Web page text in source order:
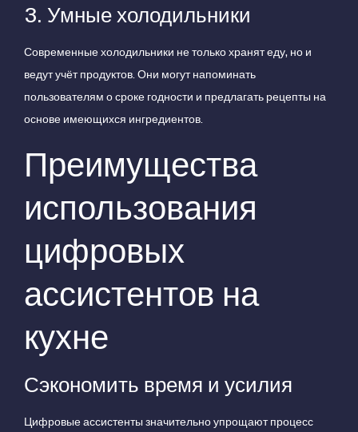
3. Умные холодильники
Современные холодильники не только хранят еду, но и
ведут учёт продуктов. Они могут напоминать
пользователям о сроке годности и предлагать рецепты на
основе имеющихся ингредиентов.
Преимущества
использования
цифровых
ассистентов на
кухне
Сэкономить время и усилия
Цифровые ассистенты значительно упрощают процесс